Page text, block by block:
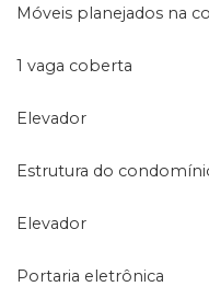
Móveis planejados na
1 vaga coberta
Elevador
Estrutura do
Elevador
Portaria eletrônica